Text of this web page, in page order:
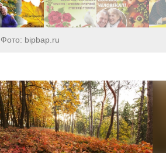
Фото: bipbap.ru